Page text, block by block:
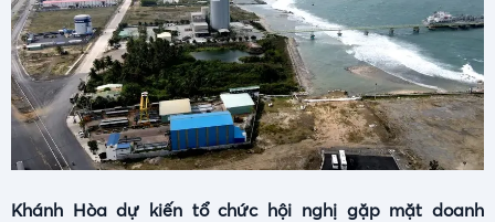
Khánh Hòa dự kiến tổ chức hội nghị gặp mặt doanh